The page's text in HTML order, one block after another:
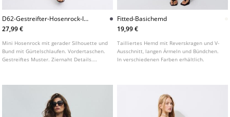
D62-Gestreifter-Hosenrock-In-
Gerader-Passform
27,99 €
Mini Hosenrock mit gerader Silhouette und
Bund mit Gürtelschlaufen. Vordertaschen.
Gestreiftes Muster. Ziernaht Details.
Fitted-Basichemd
19,99 €
Tailliertes Hemd mit Reverskragen und V-
Ausschnitt, langen Ärmeln und Bündchen.
In verschiedenen Farben erhältlich.